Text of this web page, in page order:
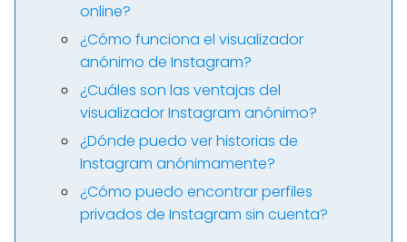
online?
¿Cómo funciona el visualizador
anónimo de Instagram?
¿Cuáles son las ventajas del
visualizador Instagram anónimo?
¿Dónde puedo ver historias de
Instagram anónimamente?
¿Cómo puedo encontrar perfiles
privados de Instagram sin cuenta?